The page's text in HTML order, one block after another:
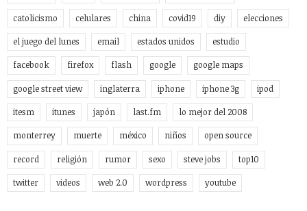
catolicismo celulares china covid19 diy elecciones
el juego del lunes email estados unidos estudio
facebook firefox flash google google maps
google street view inglaterra iphone iphone 3g ipod
itesm itunes japón last.fm lo mejor del 2008
monterrey muerte méxico niños open source
record religión rumor sexo steve jobs top10
twitter videos web 2.0 wordpress youtube